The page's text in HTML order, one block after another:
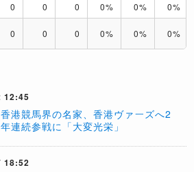
0 0 0 0% 0% 0%
0 0 0 0% 0% 0%
12:45
香港競馬界の名家、香港ヴァーズへ2
年連続参戦に「大変光栄」
18:52